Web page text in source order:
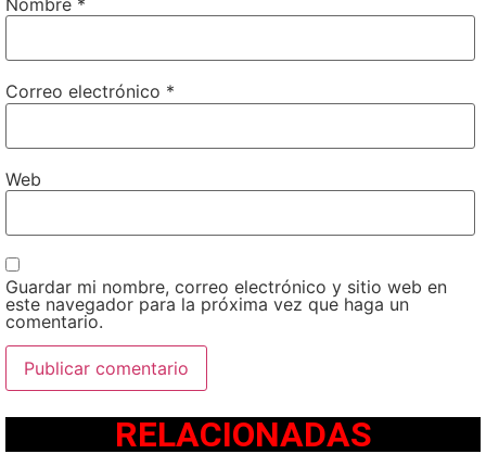
Nombre *
Correo electrónico *
Web
Guardar mi nombre, correo electrónico y sitio web en
este navegador para la próxima vez que haga un
comentario.
RELACIONADAS